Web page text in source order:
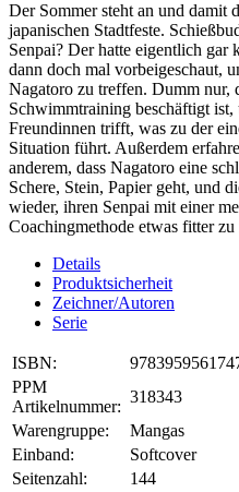
Der Sommer steht an und damit
japanischen Stadtfeste.
Senpai? Der hatte eigentlich gar
dann doch mal vorbeigeschaut,
Nagatoro zu treffen. Dumm nur,
Schwimmtraining beschäftigt
Freundinnen trifft, was zu der
Situation führt. Außerdem
anderem, dass Nagatoro eine
Schere, Stein, Papier geht, und
wieder, ihren Senpai mit einer
Coachingmethode etwas fitter zu
Details
Produktsicherheit
Zeichner/Autoren
Serie
ISBN:
PPM
Artikelnummer:
318343
Warengruppe:
Mangas
Einband:
Softcover
Seitenzahl:
144